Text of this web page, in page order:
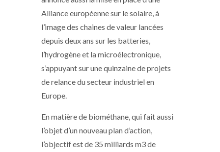
Alliance européenne sur le solaire, à
l’image des chaines de valeur lancées
depuis deux ans sur les batteries,
l’hydrogène et la microélectronique,
s’appuyant sur une quinzaine de projets
de relance du secteur industriel en
Europe.
En matière de biométhane, qui fait aussi
l’objet d’un nouveau plan d’action,
l’objectif est de 35 milliards m3 de